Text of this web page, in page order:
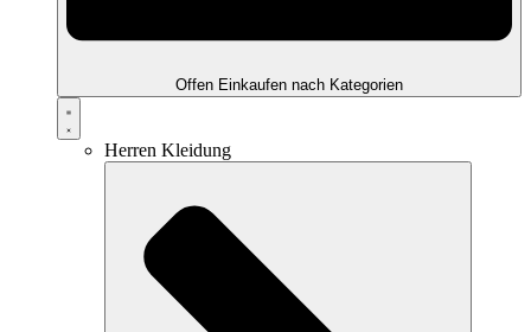
Offen Einkaufen nach Kategorien
Herren Kleidung